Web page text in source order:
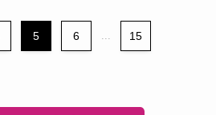
5 6 15